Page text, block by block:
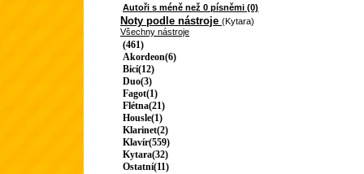
Autoři s méně než 0 písněmi (0)
Noty podle nástroje (Kytara)
Všechny nástroje
(461)
Akordeon(6)
Bicí(12)
Duo(3)
Fagot(1)
Flétna(21)
Housle(1)
Klarinet(2)
Klavír(559)
Kytara(32)
Ostatní(11)